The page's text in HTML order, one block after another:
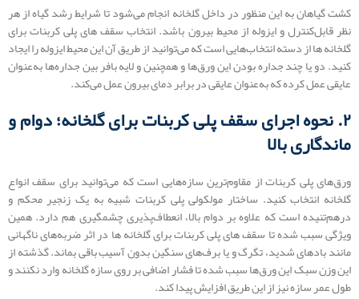
کشت گیاهان به‌ این منظور در داخل گلخانه انجام می‌شود تا شرایط رشد گیاه از هر
نظر قابل‌کنترل و ایزوله از محیط بیرون باشد. انتخاب سقف های پلی کربنات برای
گلخانه ها از دسته انتخاب‌هایی است که می‌توانید از طریق آن این محیط ایزوله را ایجاد
کنید. دو یا چند جداره بودن این ورق‌ها و همچنین و لایه بافر بین جداره‌ها به‌عنوان
عایقی عمل کرده که به‌عنوان عایقی در برابر دمای بیرون عمل می‌کند.
۲. نحوه اجرای سقف پلی کربنات برای گلخانه؛ دوام و
ماندگاری بالا
ورق‌های پلی کربنات از مقاوم‌ترین سازه‌هایی است که می‌توانید برای سقف انواع
گلخانه انتخاب کنید. ساختار مولکولی پلی کربنات شبیه به یک زنجیر محکم و
درهم‌تنیده است که علاوه بر دوام بالا، انعطاف‌پذیری چشمگیری هم دارد. همین
ویژگی سبب شده تا سقف های پلی کربنات برای گلخانه ها در اثر ضربه‌های ناگهانی
مانند بادهای شدید، تگرگ و یا برف‌های سنگین بدون آسیب باقی بماند. گذشته از
این وزن سبک این ورق‌ها سبب شده تا فشار اضافی بر روی سازه‌ گلخانه وارد نکنند و
طول عمر سازه نیز از این طریق افزایش پیدا کند.